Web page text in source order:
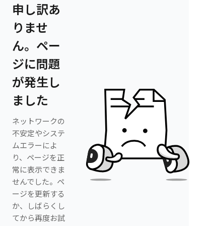
申し訳あ
りませ
ん。ペー
ジに問題
が発生し
ました
ネットワークの
不安定やシステ
ムエラーによ
り、ページを正
常に表示できま
せんでした。ペ
ージを更新する
か、しばらくし
てから再度お試